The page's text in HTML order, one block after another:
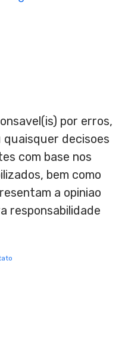
por erros,
decisoes
com base nos
bem como
a opiniao
responsabilidade